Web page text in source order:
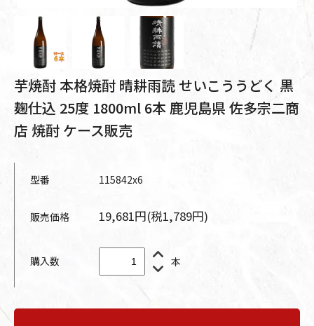
芋焼酎 本格焼酎 晴耕雨読 せいこううどく 黒
麹仕込 25度 1800ml 6本 鹿児島県 佐多宗二商
店 焼酎 ケース販売
型番 115842x6
販売価格 19,681円(税1,789円)
購入数 本